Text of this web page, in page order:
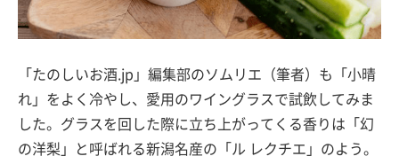
「たのしいお酒.jp」編集部のソムリエ（筆者）も「小晴
れ」をよく冷やし、愛用のワイングラスで試飲してみま
した。グラスを回した際に立ち上がってくる香りは「幻
の洋梨」と呼ばれる新潟名産の「ル レクチエ」のよう。